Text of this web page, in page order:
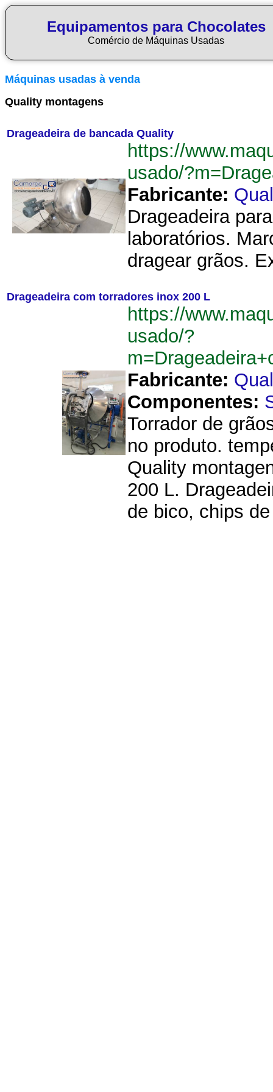
Equipamentos para Chocolates
Comércio de Máquinas Usadas
Máquinas usadas à venda
Quality montagens
Drageadeira de bancada Quality
https://
usado/
Fabricante:
Drageadeira
laboratórios.
dragear grãos.
Drageadeira com torradores inox 200 L
https://
usado/?
Fabricante:
Componentes:
Torrador de
no produto.
Quality
200 L.
de bico, chips